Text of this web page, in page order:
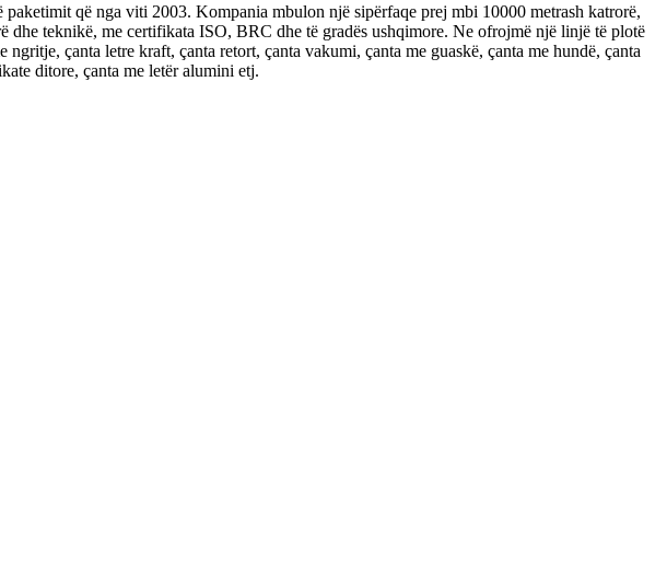
që nga viti 2003. Kompania mbulon një sipërfaqe prej mbi 10000 metrash katrorë,
dhe teknikë, me certifikata ISO, BRC dhe të gradës ushqimore. Ne ofrojmë një linjë të plotë
çanta letre kraft, çanta retort, çanta vakumi, çanta me guaskë, çanta me hundë, çanta
ditore, çanta me letër alumini etj.